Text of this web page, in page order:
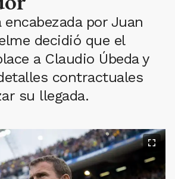
por Juan
decidió que el
a Claudio Úbeda y
contractuales
su llegada.